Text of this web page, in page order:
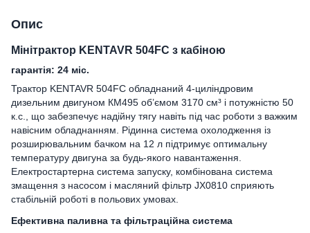
Опис
Мінітрактор KENTAVR 504FC з кабіною
гарантія: 24 міс.
Трактор KENTAVR 504FC обладнаний 4-циліндровим
дизельним двигуном КМ495 об’ємом 3170 см³ і потужністю 50
к.с., що забезпечує надійну тягу навіть під час роботи з важким
навісним обладнанням. Рідинна система охолодження із
розширювальним бачком на 12 л підтримує оптимальну
температуру двигуна за будь-якого навантаження.
Електростартерна система запуску, комбінована система
змащення з насосом і масляний фільтр JX0810 сприяють
стабільній роботі в польових умовах.
Ефективна паливна та фільтраційна система